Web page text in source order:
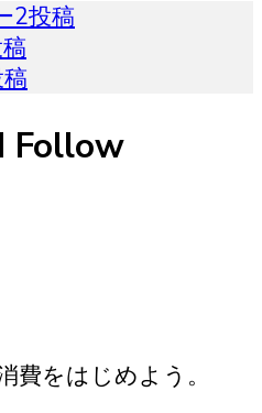
2投稿
Follow
費をはじめよう。